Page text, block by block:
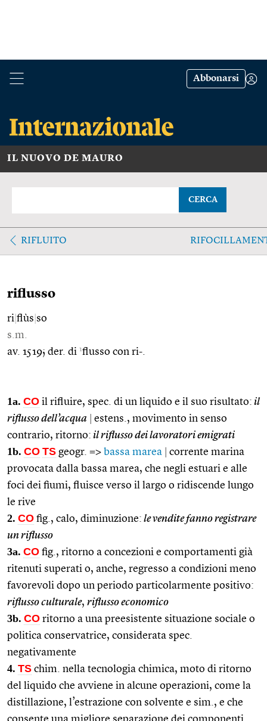
Abbonarsi
IL NUOVO DE MAURO
CERCA
RIFLUITO
riflusso
ri flùs so
s.m.
av. 1519; der. di 1flusso con ri-.
1a. CO il rifluire, spec. di un liquido e il suo risultato: il
riflusso dell’acqua
estens., movimento in senso
contrario, ritorno: il riflusso dei lavoratori emigrati
1b. CO TS geogr. => bassa marea
corrente marina
provocata dalla bassa marea, che negli estuari e alle
foci dei fiumi, fluisce verso il largo o ridiscende lungo
le rive
2. CO fig., calo, diminuzione: le vendite fanno registrare
un riflusso
3a. CO fig., ritorno a concezioni e comportamenti già
ritenuti superati o, anche, regresso a condizioni meno
favorevoli dopo un periodo particolarmente positivo:
riflusso culturale, riflusso economico
3b. CO ritorno a una preesistente situazione sociale o
politica conservatrice, considerata spec.
negativamente
4. TS chim. nella tecnologia chimica, moto di ritorno
del liquido che avviene in alcune operazioni, come la
distillazione, l’estrazione con solvente e sim., e che